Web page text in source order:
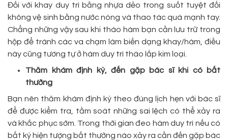
Đối với khay duy trì bằng nhựa dẻo trong suốt tuyệt đối
không vệ sinh bằng nước nóng và thao tác quá mạnh tay.
Chẳng những vậy sau khi tháo hàm bạn cần lưu trữ trong
hộp để tránh các va chạm làm biến dạng khay/hàm, điều
này cũng tương tự ở hàm duy trì tháo lắp kim loại.
Thăm khám định kỳ, đến gặp bác sĩ khi có bất
thường
Bạn nên thăm khám định kỳ theo đúng lịch hẹn với bác sĩ
để được kiểm tra, tầm soát những sai lệch có thể xảy ra
và khắc phục sớm. Trong thời gian đeo hàm duy trì nếu có
bất kỳ hiện tượng bất thường nào xảy ra cần đến gặp bác